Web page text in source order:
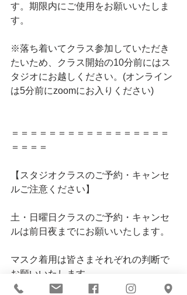
す。期限内にご使用をお願いいたしま
す。
※落ち着いてクラス参加していただき
たいため、クラス開始の10分前にはス
タジオにお越しください。(オンライン
は5分前にzoomにお入りください)
＝＝＝＝＝＝＝＝＝＝＝＝＝＝＝＝＝
＝＝＝＝
【スタジオクラスのご予約・キャンセ
ルご注意ください】
土・日曜日クラスのご予約・キャンセ
ルは前日夜までにお願いいたします。
マスク着用は皆さまそれぞれの判断で
お願いいたします。